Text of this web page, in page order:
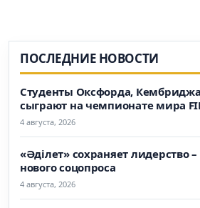
ПОСЛЕДНИЕ НОВОСТИ
Студенты Оксфорда,
сыграют на чемпионате мира
4 августа, 2026
«Әділет» сохраняет лидерство
нового соцопроса
4 августа, 2026